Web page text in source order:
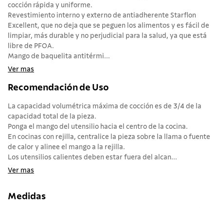
cocción rápida y uniforme.
Revestimiento interno y externo de antiadherente Starflon
Excellent, que no deja que se peguen los alimentos y es fácil de
limpiar, más durable y no perjudicial para la salud, ya que está
libre de PFOA.
Mango de baquelita antitérmi...
Ver mas
Recomendación de Uso
La capacidad volumétrica máxima de cocción es de 3/4 de la
capacidad total de la pieza.
Ponga el mango del utensilio hacia el centro de la cocina.
En cocinas con rejilla, centralice la pieza sobre la llama o fuente
de calor y alinee el mango a la rejilla.
Los utensilios calientes deben estar fuera del alcan...
Ver mas
Medidas